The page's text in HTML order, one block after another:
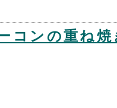
コンの重ね焼